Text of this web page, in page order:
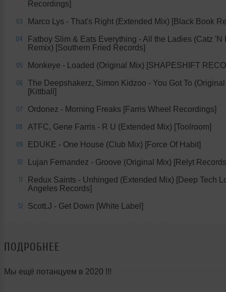
Recordings]
03 Marco Lys - That's Right (Extended Mix) [Black Book
04
Fatboy Slim & Eats Everything - All the Ladies (Catz 'N
Remix) [Southern Fried Records]
05 Monkeye - Loaded (Original Mix) [SHAPESHIFT
06
The Deepshakerz, Simon Kidzoo - You Got To
[Kittball]
07 Ordonez - Morning Freaks [Farris Wheel Recordings]
08 ATFC, Gene Farris - R U (Extended Mix) [Toolroom]
09 EDUKE - One House (Club Mix) [Force Of Habit]
10 Lujan Fernandez - Groove (Original Mix) [Relyt
11
Redux Saints - Unhinged (Extended Mix) [Deep Tech
Angeles Records]
12 Scott.J - Get Down [White Label]
ПОДРОБНЕЕ
Мы ещё потанцуем в 2020 !!!